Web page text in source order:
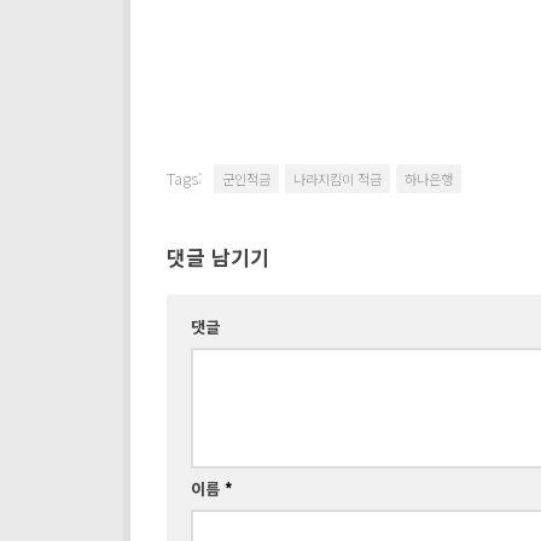
Tags: 군인적금 나라지킴이 적금 하나은행
댓글 남기기
댓글
이름 *